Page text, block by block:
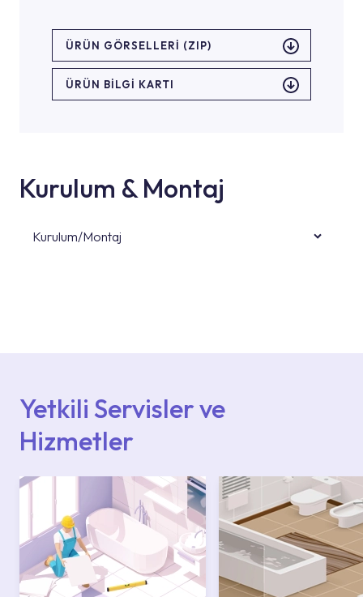
ÜRÜN GÖRSELLERI (ZIP)
ÜRÜN BILGI KARTI
Kurulum & Montaj
Kurulum/Montaj
Yetkili Servisler ve
Hizmetler